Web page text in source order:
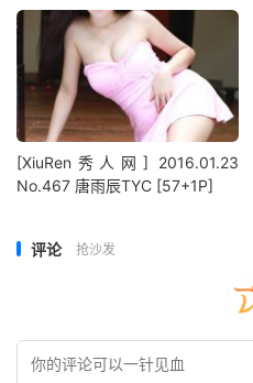
[XiuRen秀人网] 2016.01.23
No.467 唐雨辰TYC [57+1P]
评论 抢沙发